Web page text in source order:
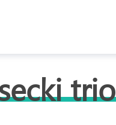
trio